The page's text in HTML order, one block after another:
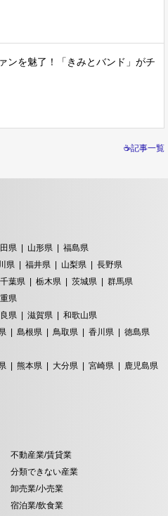
ンを魅了！「きみとバンド」がチ
☕記事一覧
県 山形県
福島県
県 福井県 山梨県
長野県
千葉県 栃木県 茨城県
群馬県
県
県 滋賀県
和歌山県
島根県 鳥取県 香川県
徳島県
熊本県 大分県 宮崎県
鹿児島県
不動産業/賃貸業
分類できない産業
卸売業/小売業
宿泊業/飲食業